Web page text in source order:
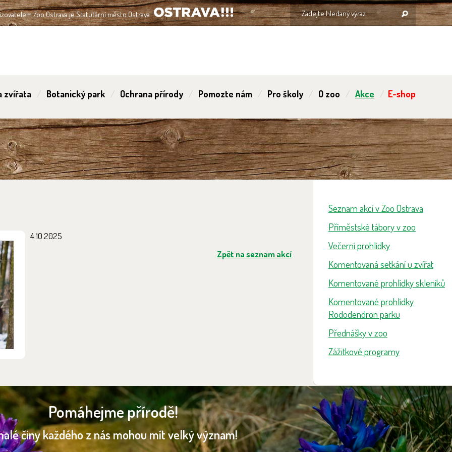
Zoo Ostrava je Statutární město Ostrava
OSTRAVA!!!
zvířata Botanický park Ochrana přírody Pomozte nám Pro školy O zoo Akce E-shop
4.10.2025
Zpět na seznam akcí
Seznam akcí v Zoo Ostrava
Příměstské tábory v zoo
Večerní prohlídky
Komentovaná setkání u zvířat
Komentované prohlídky skleníků
Komentované prohlídky
Rododendron parku
Přednášky v zoo
Zážitkové programy
Pomáhejme přírodě!
činy každého z nás mohou mít velký význam!